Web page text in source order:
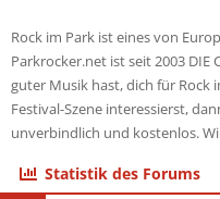
Rock im Park ist eines von
Parkrocker.net ist seit 2003 DIE
guter Musik hast, dich für Rock
Festival-Szene interessierst,
unverbindlich und kostenlos.
Statistik des Forums